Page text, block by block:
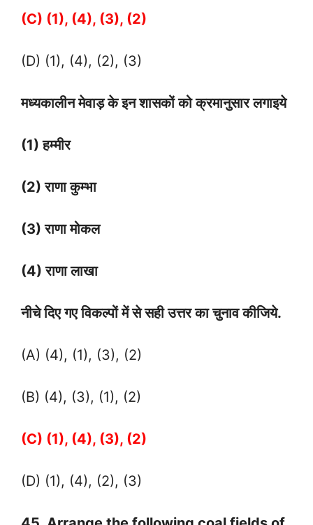
(C) (1), (4), (3), (2)
(D) (1), (4), (2), (3)
मध्यकालीन मेवाड़ के इन शासकों को क्रमानुसार लगाइये
(1) हम्मीर
(2) राणा कुम्भा
(3) राणा मोकल
(4) राणा लाखा
नीचे दिए गए विकल्पों में से सही उत्तर का चुनाव कीजिये.
(A) (4), (1), (3), (2)
(B) (4), (3), (1), (2)
(C) (1), (4), (3), (2)
(D) (1), (4), (2), (3)